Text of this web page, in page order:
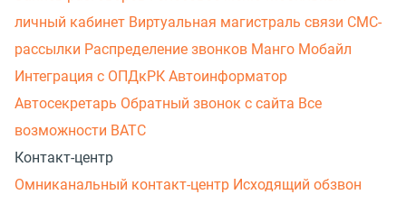
личный кабинет Виртуальная магистраль связи СМС-
рассылки Распределение звонков Манго Мобайл
Интеграция с ОПДкРК Автоинформатор
Автосекретарь Обратный звонок с сайта Все
возможности ВАТС
Контакт-центр
Омниканальный контакт-центр Исходящий обзвон